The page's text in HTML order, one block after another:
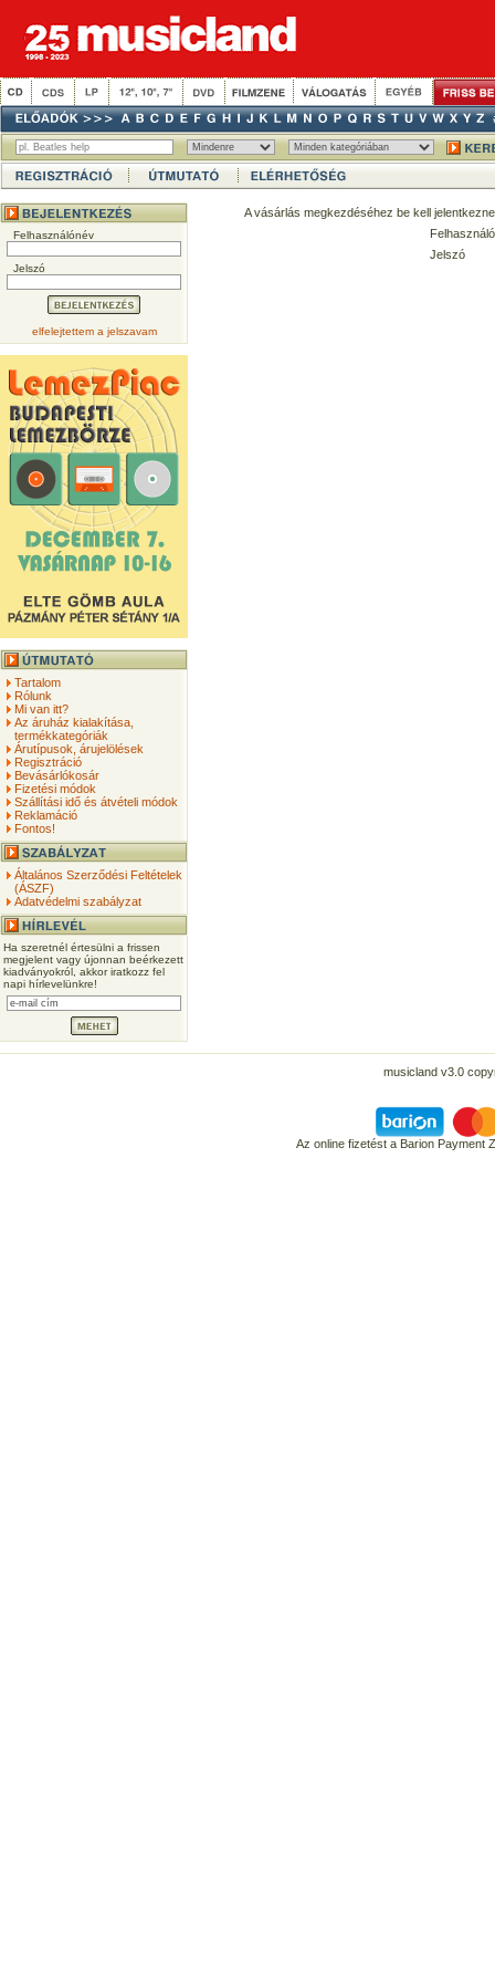
Felhasználónév
Jelszó
elfelejtettem a jelszavam
Tartalom
Rólunk
Mi van itt?
Az áruház kialakítása,
termékkategóriák
Árutípusok, árujelölések
Regisztráció
Bevásárlókosár
Fizetési módok
Szállítási idő és átvételi módok
Reklamáció
Fontos!
Általános Szerződési Feltételek
(ÁSZF)
Adatvédelmi szabályzat
Ha szeretnél értesülni a frissen
megjelent vagy újonnan beérkezett
kiadványokról, akkor iratkozz fel
napi hírlevelünkre!
A vásárlás megkezdéséhez be kell
Jelszó
musicland v3.0
Az online fizetést a Barion Payment